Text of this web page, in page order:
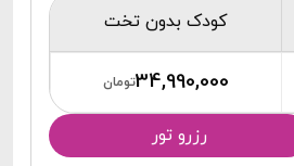
کودک بدون تخت
34,990,000تومان
رزرو تور